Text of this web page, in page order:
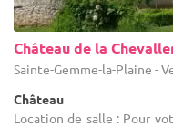
Château de la
Sainte-Gemme-la-Plaine -
Château
Location de salle : Pour